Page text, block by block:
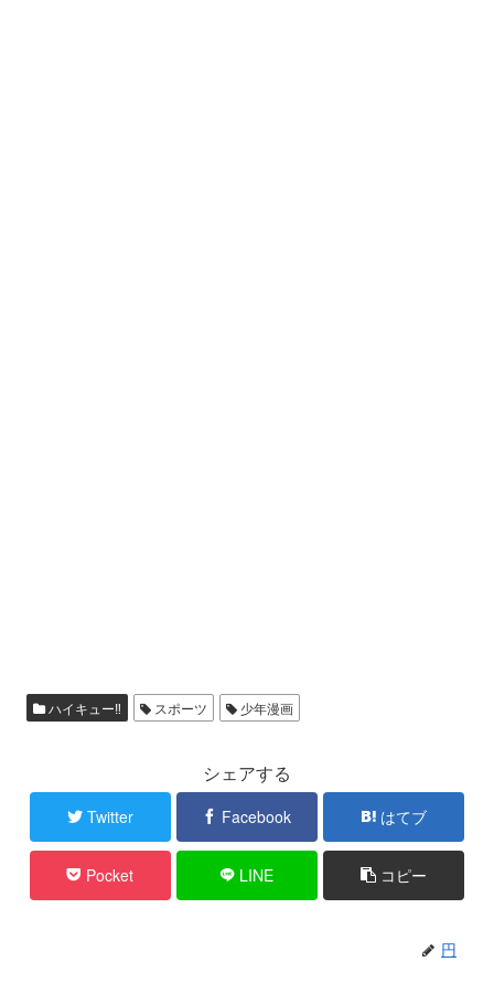
ハイキュー‼ スポーツ 少年漫画
シェアする
Twitter Facebook はてブ
Pocket LINE コピー
円